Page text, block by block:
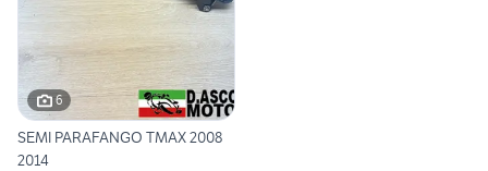
6
SEMI PARAFANGO TMAX 2008
2014